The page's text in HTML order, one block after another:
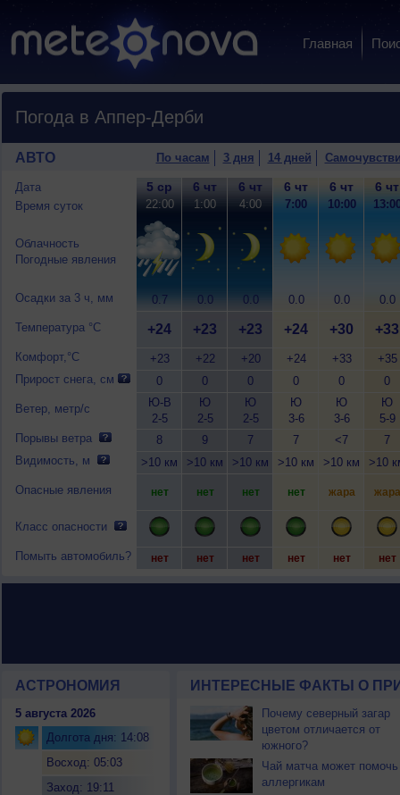
Главная
Погода в Аппер-Дерби
АВТО По часам 3 дня 14 дней
Дата
Время суток
Облачность
Погодные явления
Осадки за 3 ч, мм
Температура °C
Комфорт,°C
Прирост снега, см
Ветер, метр/с
Порывы ветра
Видимость, м
Опасные явления
Класс опасности
Помыть автомобиль?
5 ср
22:00
0.7
+24
+23
0
Ю-В
2-5
8
>10 км
нет
нет
6 чт
1:00
0.0
+23
+22
0
Ю
2-5
9
>10 км
нет
нет
6 чт
4:00
0.0
+23
+20
0
Ю
2-5
7
>10 км
нет
нет
6 чт
7:00
0.0
+24
+24
0
Ю
3-6
7
>10 км
нет
нет
6 чт
10:00
0.0
+30
+33
0
Ю
3-6
<7
>10 км
жара
нет
6 чт
0.0
+33
+35
0
Ю
5-9
7
>10
жара
нет
АСТРОНОМИЯ
5 августа 2026
Долгота дня: 14:08
Восход: 05:03
Заход: 19:11
ИНТЕРЕСНЫЕ ФАКТЫ О
Почему северный загар
цветом отличается от
южного?
Чай матча может помочь
аллергикам